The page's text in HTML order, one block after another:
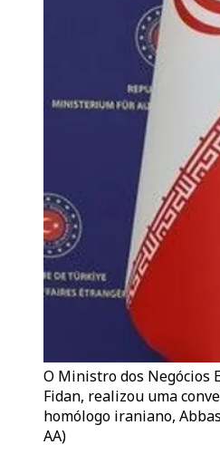
O Ministro dos Negócios
Fidan, realizou uma
homólogo iraniano,
AA)